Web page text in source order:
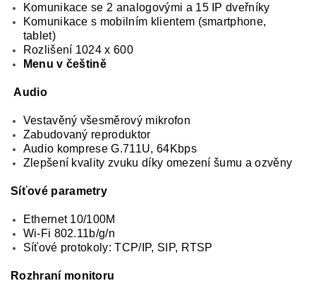
Komunikace se 2 analogovými a 15 IP dveřníky
Komunikace s mobilním klientem (smartphone,
tablet)
Rozlišení 1024 x 600
Menu v češtině
Audio
Vestavěný všesměrový mikrofon
Zabudovaný reproduktor
Audio komprese G.711U, 64Kbps
Zlepšení kvality zvuku díky omezení šumu a ozvěny
Síťové parametry
Ethernet 10/100M
Wi-Fi 802.11b/g/n
Síťové protokoly: TCP/IP, SIP, RTSP
Rozhraní monitoru